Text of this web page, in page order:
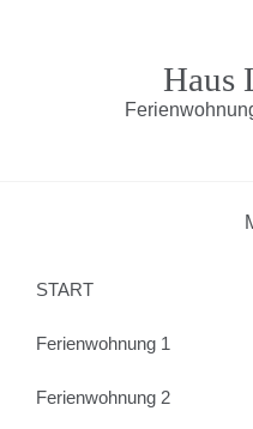
Haus
START
Ferienwohnung 1
Ferienwohnung 2